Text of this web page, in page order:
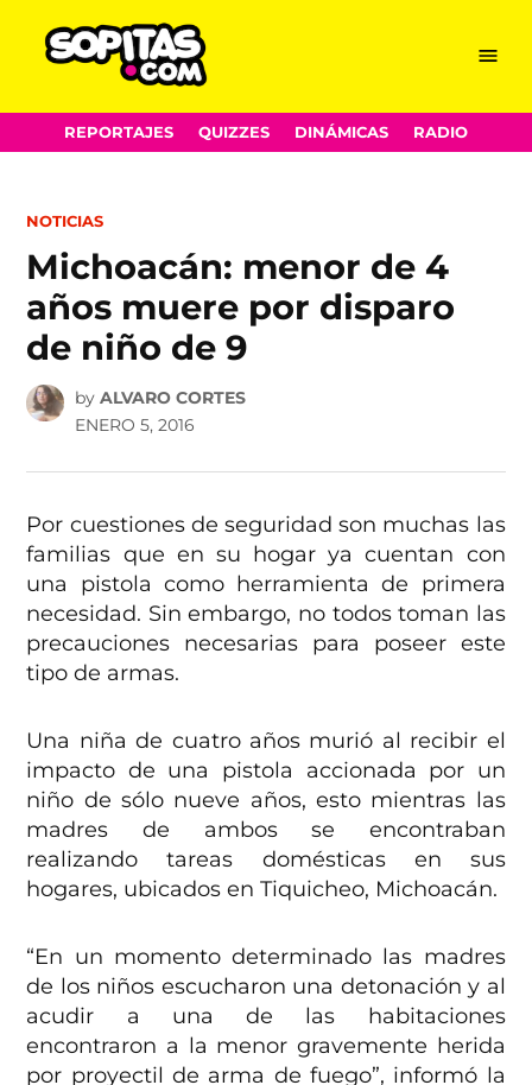
Skip
to
Menu
REPORTAJES QUIZZES DINÁMICAS RADIO
POSTED
NOTICIAS
Michoacán: menor de 4
años muere por disparo
de niño de 9
by ALVARO CORTES
ENERO 5, 2016
Por cuestiones de seguridad son muchas las
familias que en su hogar ya cuentan con
una pistola como herramienta de primera
necesidad. Sin embargo, no todos toman las
precauciones necesarias para poseer este
tipo de armas.
Una niña de cuatro años murió al recibir el
impacto de una pistola accionada por un
niño de sólo nueve años, esto mientras las
madres de ambos se encontraban
realizando tareas domésticas en sus
hogares, ubicados en Tiquicheo, Michoacán.
“En un momento determinado las madres
de los niños escucharon una detonación y al
acudir a una de las habitaciones
encontraron a la menor gravemente herida
por proyectil de arma de fuego”, informó la